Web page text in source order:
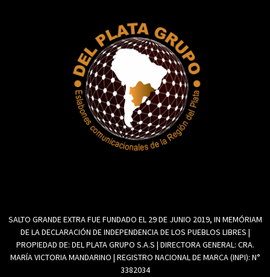
SALTO GRANDE EXTRA FUE FUNDADO EL 29 DE JUNIO 2019, IN MEMÓRIAM
DE LA DECLARACIÓN DE INDEPENDENCIA DE LOS PUEBLOS LIBRES |
PROPIEDAD DE: DEL PLATA GRUPO S.A.S | DIRECTORA GENERAL: CRA.
MARÍA VICTORIA MANDARINO | REGISTRO NACIONAL DE MARCA (INPI): N°
3382034